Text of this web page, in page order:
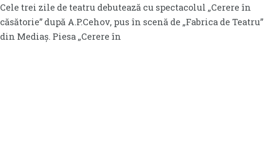
Cele trei zile de teatru debutează cu spectacolul „Cerere în
căsătorie” după A.P.Cehov, pus în scenă de „Fabrica de Teatru”
din Mediaș. Piesa „Cerere în